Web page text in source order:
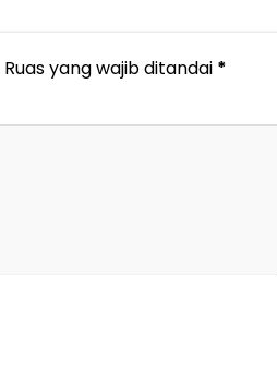
Ruas yang wajib ditandai *